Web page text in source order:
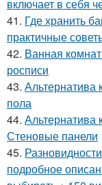
включает в себя
41. Где хранить
практичные
42. Ванная
росписи
43.
пола
44. Альтернатива
Стеновые панели
45.
подробное